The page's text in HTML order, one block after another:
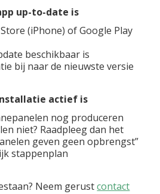
up-to-date is
(iPhone) of Google Play
beschikbaar is
bij naar de nieuwste versie
actief is
nog produceren
niet? Raadpleeg dan het
geven geen opbrengst”
stappenplan
Neem gerustcontact